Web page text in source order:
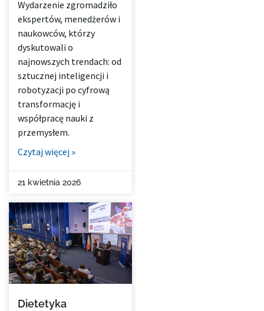
Wydarzenie zgromadziło
ekspertów, menedżerów i
naukowców, którzy
dyskutowali o
najnowszych trendach: od
sztucznej inteligencji i
robotyzacji po cyfrową
transformację i
współpracę nauki z
przemysłem.
Czytaj więcej »
21 kwietnia 2026
Dietetyka